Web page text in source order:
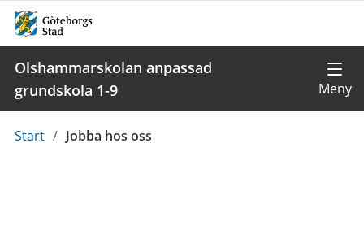
Olshammarskolan anpassad
grundskola 1-9
Du
Start / Jobba hos oss